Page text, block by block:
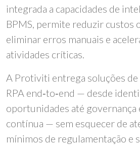
integrada a capacidades de
BPMS, permite reduzir custos
eliminar erros manuais e
atividades críticas.
A Protiviti entrega soluções de
RPA end‑to‑end — desde
oportunidades até governança
contínua — sem esquecer de
mínimos de regulamentação e